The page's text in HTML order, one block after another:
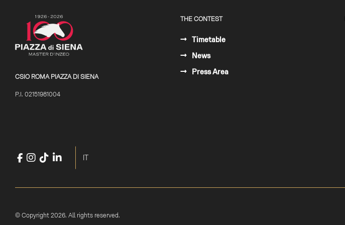
CSIO ROMA PIAZZA DI SIENA
P.I. 02151981004
THE CONTEST
Timetable
News
Press Area
Facebook
Instagram
TikTok LinkedIn
YouTube
Select your language
IT
© Copyright 2026. All rights reserved.